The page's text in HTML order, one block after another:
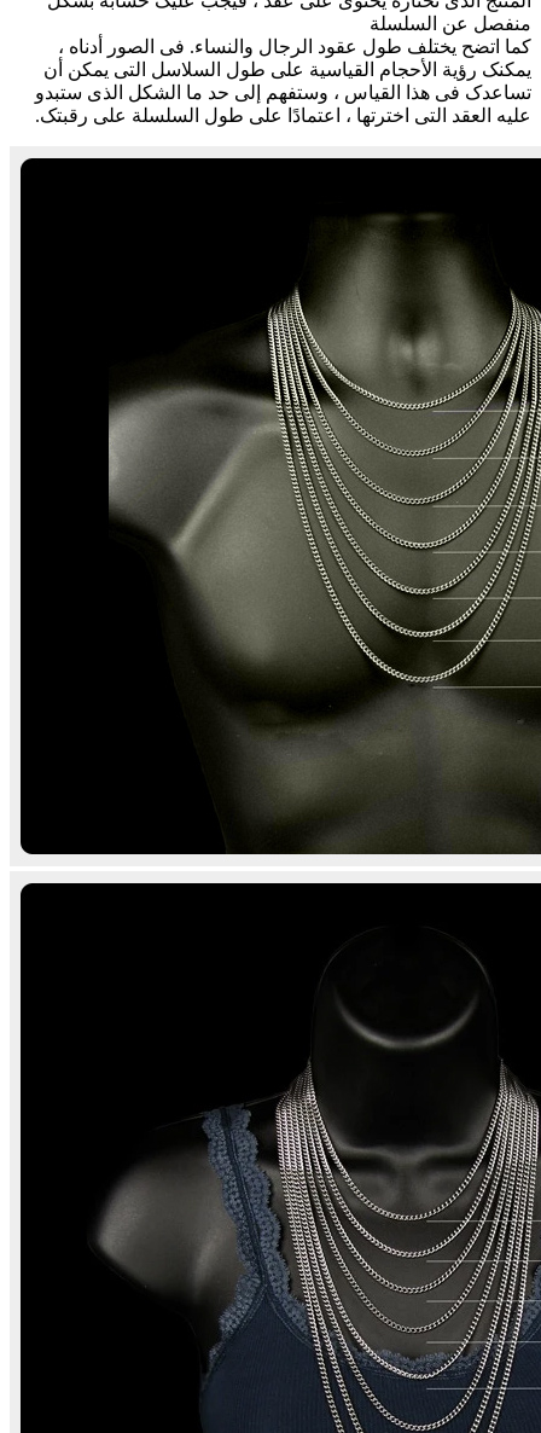
منفصل عن السلسلة
کما اتضح یختلف طول عقود الرجال والنساء. فی الصور أدناه ،
یمکنک رؤیة الأحجام القیاسیة على طول السلاسل التی یمکن أن
تساعدک فی هذا القیاس ، وستفهم إلى حد ما الشکل الذی ستبدو
علیه العقد التی اخترتها ، اعتمادًا على طول السلسلة على رقبتک.